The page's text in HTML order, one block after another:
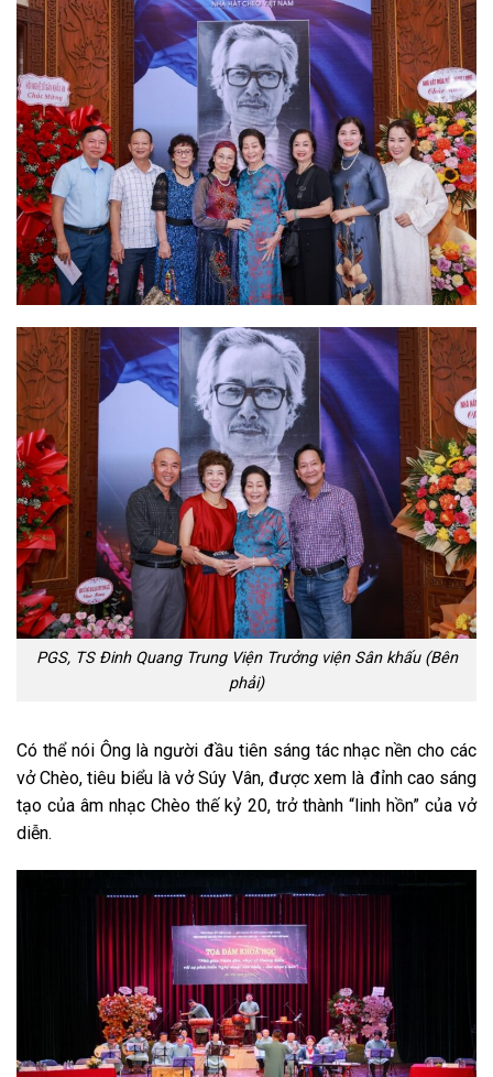
PGS, TS Đinh Quang Trung Viện Trưởng viện Sân khấu (Bên
phải)
Có thể nói Ông là người đầu tiên sáng tác nhạc nền cho các
vở Chèo, tiêu biểu là vở Súy Vân, được xem là đỉnh cao sáng
tạo của âm nhạc Chèo thế kỷ 20, trở thành “linh hồn” của vở
diễn.